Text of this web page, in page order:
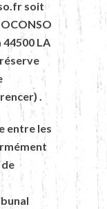
soit
44500 LA
réserve
.
entre les